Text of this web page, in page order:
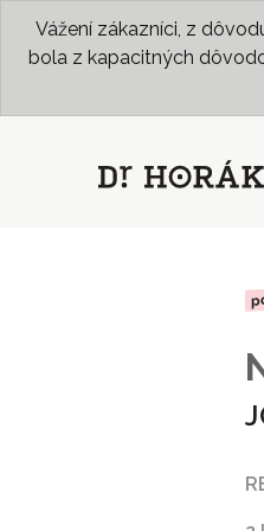
Vážení zákazníci, z
bola z kapacitných